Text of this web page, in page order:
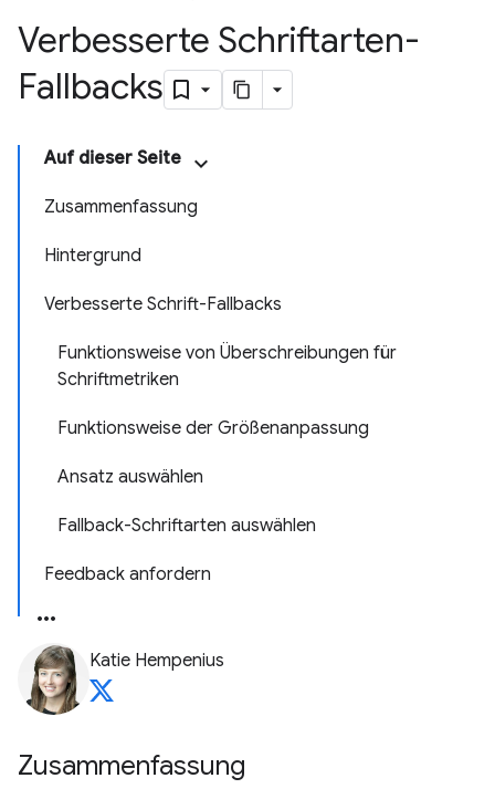
Verbesserte Schriftarten-
Fallbacks
Auf dieser Seite
Zusammenfassung
Hintergrund
Verbesserte Schrift-Fallbacks
Funktionsweise von Überschreibungen für
Schriftmetriken
Funktionsweise der Größenanpassung
Ansatz auswählen
Fallback-Schriftarten auswählen
Feedback anfordern
Katie Hempenius
Zusammenfassung